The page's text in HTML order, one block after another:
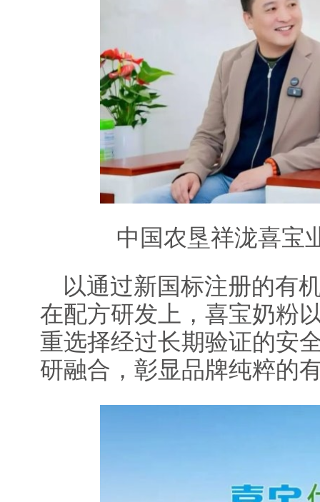
中国农垦祥泷喜宝
以通过新国标注册的有
在配方研发上，喜宝奶粉
重选择经过长期验证的安
研融合，彰显品牌纯粹的